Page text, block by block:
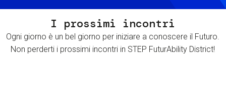
I prossimi incontri
Ogni giorno è un bel giorno per iniziare a conoscere il Futuro.
Non perderti i prossimi incontri in STEP FuturAbility District!